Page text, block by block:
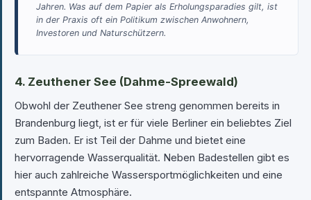
Jahren. Was auf dem Papier als Erholungsparadies gilt, ist
in der Praxis oft ein Politikum zwischen Anwohnern,
Investoren und Naturschützern.
4. Zeuthener See (Dahme-Spreewald)
Obwohl der Zeuthener See streng genommen bereits in
Brandenburg liegt, ist er für viele Berliner ein beliebtes Ziel
zum Baden. Er ist Teil der Dahme und bietet eine
hervorragende Wasserqualität. Neben Badestellen gibt es
hier auch zahlreiche Wassersportmöglichkeiten und eine
entspannte Atmosphäre.